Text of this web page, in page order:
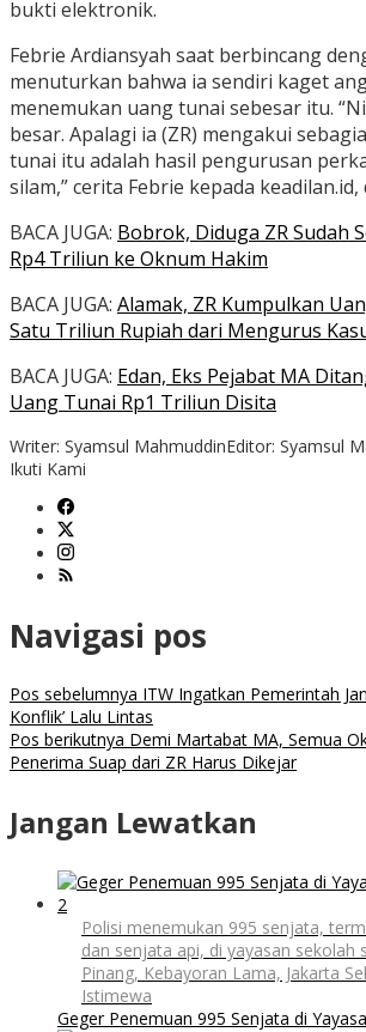
bukti elektronik.
Febrie Ardiansyah saat berbincang
menuturkan bahwa ia sendiri kaget
menemukan uang tunai sebesar itu.
besar. Apalagi ia (ZR) mengakui
tunai itu adalah hasil pengurusan
silam,” cerita Febrie kepada keadilan.id,
BACA JUGA: Bobrok, Diduga ZR Sudah
Rp4 Triliun ke Oknum Hakim
BACA JUGA: Alamak, ZR Kumpulkan
Satu Triliun Rupiah dari Mengurus
BACA JUGA: Edan, Eks Pejabat MA
Uang Tunai Rp1 Triliun Disita
Writer: Syamsul MahmuddinEditor: Syamsul
Ikuti Kami
Navigasi pos
Pos sebelumnya ITW Ingatkan Pemerintah
Konflik’ Lalu Lintas
Pos berikutnya Demi Martabat MA, Semua
Penerima Suap dari ZR Harus Dikejar
Jangan Lewatkan
Polisi menemukan 995 senjata,
dan senjata api, di yayasan sekolah
Pinang, Kebayoran Lama, Jakarta
Istimewa
Geger Penemuan 995 Senjata di